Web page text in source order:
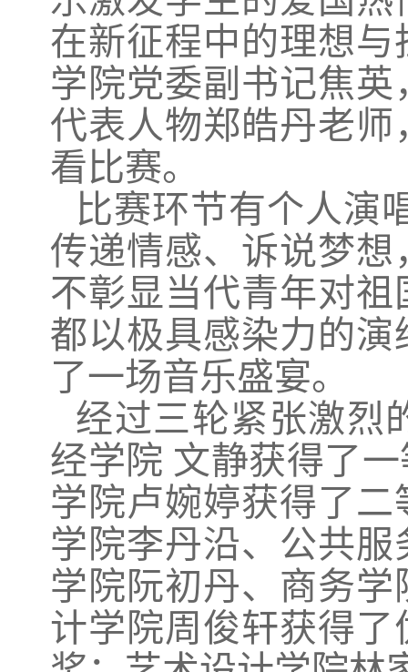
在新征程中的理想
学院党委副书记焦
代表人物郑皓丹老
看比赛。
比赛环节有个人演
传递情感、诉说梦
不彰显当代青年对
都以极具感染力的
了一场音乐盛宴。
经过三轮紧张激烈
经学院 文静获得了
学院卢婉婷获得了
学院李丹沿、公共
学院阮初丹、商务
计学院周俊轩获得